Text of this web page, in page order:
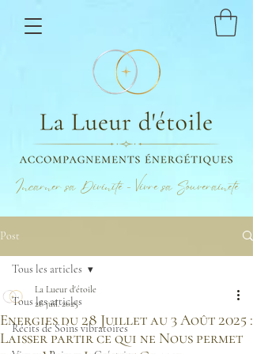
Incarner sa Divinité - Vivre sa Souveraineté
Post
Tous les articles
Récits de Soins vibratoires
Tous les articles
Energies du 28 Juillet au 3 Août 2025 :
Laisser partir ce qui ne Nous permet
La Lueur d'étoile
28 juil. 2025